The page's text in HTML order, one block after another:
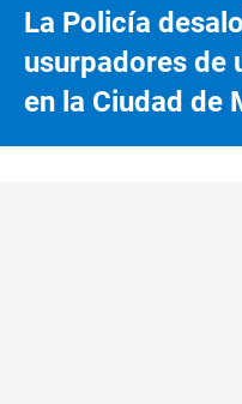
La Policía
usurpadores de
en la Ciudad de